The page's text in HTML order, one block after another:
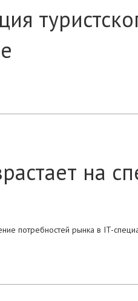
на
потребностей рынка в IT-